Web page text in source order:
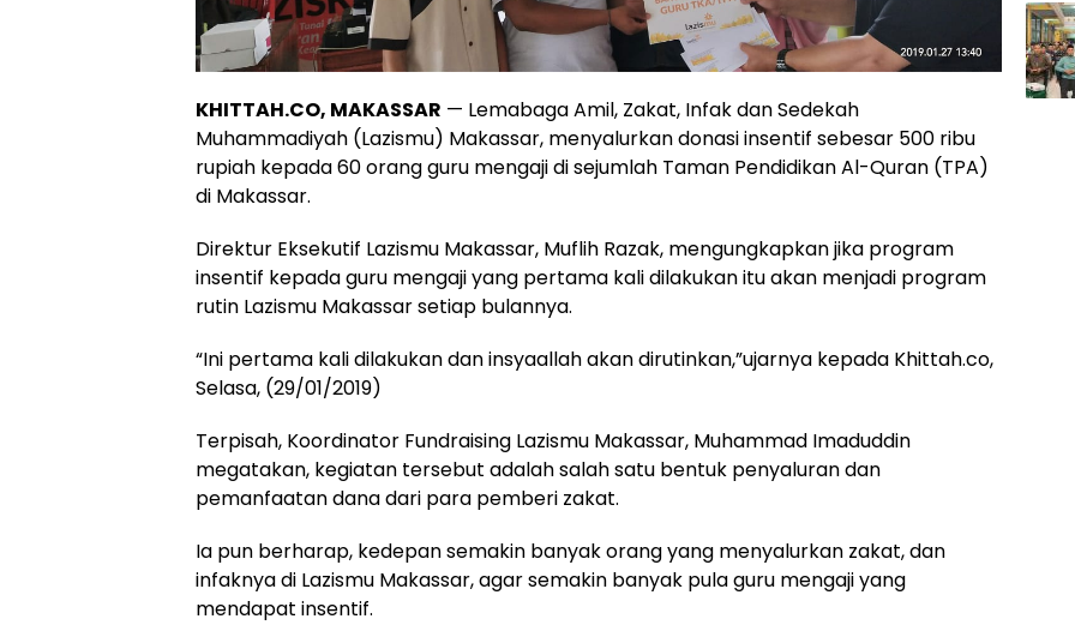
KHITTAH.CO, MAKASSAR — Lemabaga Amil, Zakat, Infak dan Sedekah
Muhammadiyah (Lazismu) Makassar, menyalurkan donasi insentif sebesar 500 ribu
rupiah kepada 60 orang guru mengaji di sejumlah Taman Pendidikan Al-Quran (TPA)
di Makassar.
Direktur Eksekutif Lazismu Makassar, Muflih Razak, mengungkapkan jika program
insentif kepada guru mengaji yang pertama kali dilakukan itu akan menjadi program
rutin Lazismu Makassar setiap bulannya.
“Ini pertama kali dilakukan dan insyaallah akan dirutinkan,”ujarnya kepada Khittah.co,
Selasa, (29/01/2019)
Terpisah, Koordinator Fundraising Lazismu Makassar, Muhammad Imaduddin
megatakan, kegiatan tersebut adalah salah satu bentuk penyaluran dan
pemanfaatan dana dari para pemberi zakat.
Ia pun berharap, kedepan semakin banyak orang yang menyalurkan zakat, dan
infaknya di Lazismu Makassar, agar semakin banyak pula guru mengaji yang
mendapat insentif.